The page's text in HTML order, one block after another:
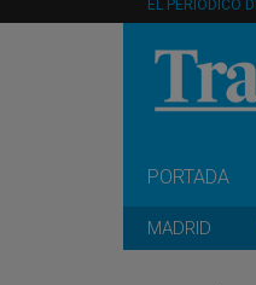
EL PERIÓDICO
PORTADA
MADRID